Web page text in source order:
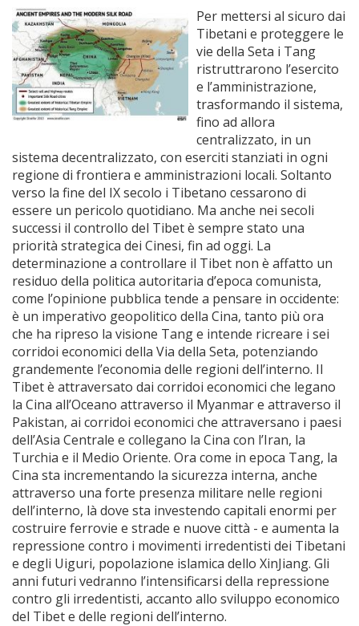
Per mettersi al sicuro dai
Tibetani e proteggere le
vie della Seta i Tang
ristruttrarono l’esercito
e l’amministrazione,
trasformando il sistema,
fino ad allora
centralizzato, in un
sistema decentralizzato, con eserciti stanziati in ogni
regione di frontiera e amministrazioni locali. Soltanto
verso la fine del IX secolo i Tibetano cessarono di
essere un pericolo quotidiano. Ma anche nei secoli
successi il controllo del Tibet è sempre stato una
priorità strategica dei Cinesi, fin ad oggi. La
determinazione a controllare il Tibet non è affatto un
residuo della politica autoritaria d’epoca comunista,
come l’opinione pubblica tende a pensare in occidente:
è un imperativo geopolitico della Cina, tanto più ora
che ha ripreso la visione Tang e intende ricreare i sei
corridoi economici della Via della Seta, potenziando
grandemente l’economia delle regioni dell’interno. Il
Tibet è attraversato dai corridoi economici che legano
la Cina all’Oceano attraverso il Myanmar e attraverso il
Pakistan, ai corridoi economici che attraversano i paesi
dell’Asia Centrale e collegano la Cina con l’Iran, la
Turchia e il Medio Oriente. Ora come in epoca Tang, la
Cina sta incrementando la sicurezza interna, anche
attraverso una forte presenza militare nelle regioni
dell’interno, là dove sta investendo capitali enormi per
costruire ferrovie e strade e nuove città - e aumenta la
repressione contro i movimenti irredentisti dei Tibetani
e degli Uiguri, popolazione islamica dello XinJiang. Gli
anni futuri vedranno l’intensificarsi della repressione
contro gli irredentisti, accanto allo sviluppo economico
del Tibet e delle regioni dell’interno.